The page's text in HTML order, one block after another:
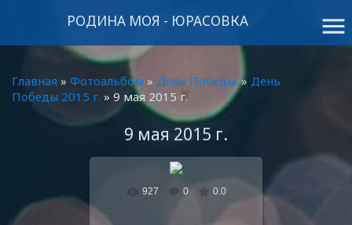
menu
РОДИНА МОЯ - ЮРАСОВКА
Главная » Фотоальбом » День Победы.» День
Победы 2015 г. » 9 мая 2015 г.
9 мая 2015 г.
В реальном размере 800x600
927 0 0.0